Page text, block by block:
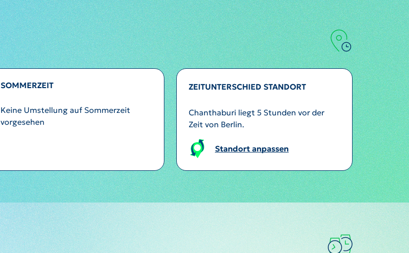
SOMMERZEIT
Keine Umstellung auf Sommerzeit
vorgesehen
ZEITUNTERSCHIED STANDORT
Chanthaburi liegt 5 Stunden vor der
Zeit von Berlin.
Standort anpassen